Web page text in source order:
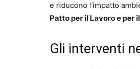
e riducono l’impatto
Patto per il Lavoro e per
Gli interventi